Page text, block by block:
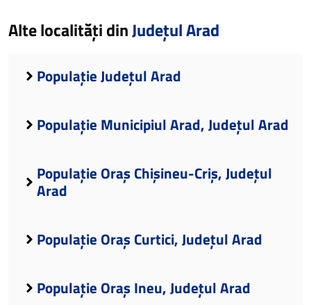
Alte localități dinJudețul Arad
Populație Județul Arad
Populație Municipiul Arad, Județul Arad
Populație Oraș Chișineu-Criș, Județul
Arad
Populație Oraș Curtici, Județul Arad
Populație Oraș Ineu, Județul Arad